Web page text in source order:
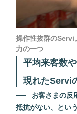
操作性抜群のServi
力の一つ
平均来客数
現れたServi
お客さまの反
抵抗がない、とい